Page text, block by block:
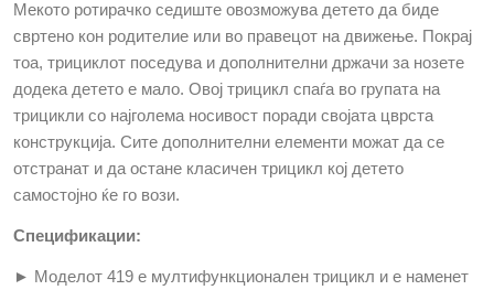
Мекото ротирачко седиште овозможува детето да биде
свртено кон родителие или во правецот на движење. Покрај
тоа, трициклот поседува и дополнителни држачи за нозете
додека детето е мало. Овој трицикл спаѓа во групата на
трицикли со најголема носивост поради својата цврста
конструкција. Сите дополнителни елементи можат да се
отстранат и да остане класичен трицикл кој детето
самостојно ќе го вози.
Спецификации:
► Моделот 419 е мултифункционален трицикл и е наменет